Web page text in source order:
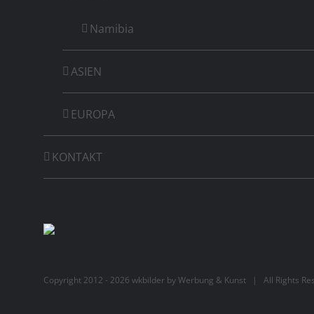
Namibia
ASIEN
EUROPA
KONTAKT
Copyright 2012 - 2026 wkbilder byWerbung & Kunst | All Rights